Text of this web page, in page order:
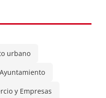
urbano
Ayuntamiento
y Empresas